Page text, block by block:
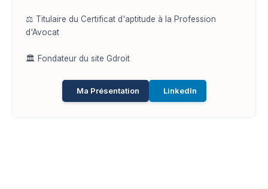
⚖️ Titulaire du Certificat d'aptitude à la Profession
d'Avocat
🏛️ Fondateur du site Gdroit
Ma Présentation LinkedIn